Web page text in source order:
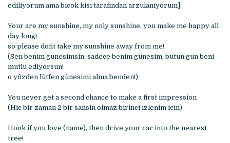
ediliyorum ama bicok kisi tarafindan arzulaniyorum]
Your are my sunshine, my only sunshine, you make me happy all
day long!
so please don´t take my sunshine away from me!
(Sen benim günesimsin, sadece benim günesim, bütün gün beni
mutlu ediyorsun!
o yüzden lütfen günesimi alma benden!)
You never get a second chance to make a first impression
(Hic bir zaman 2 bir sansin olmaz birinci izlenim icin)
Honk if you love (name), then drive your car into the nearest
tree!